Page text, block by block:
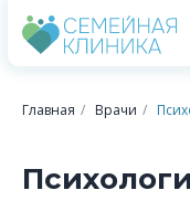
Главная / Врачи /
Психологи